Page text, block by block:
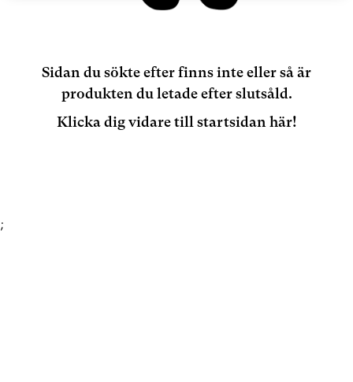
Sidan du sökte efter finns inte eller så är
produkten du letade efter slutsåld.
Klicka dig vidare till startsidan här!
;